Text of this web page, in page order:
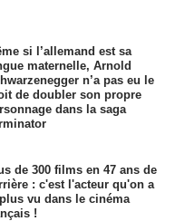
si l’allemand est sa
maternelle, Arnold
n’a pas eu le
de doubler son propre
dans la saga
de 300 films en 47 ans de
: c'est l'acteur qu'on a
vu dans le cinéma
!